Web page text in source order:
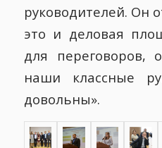
руководителей. Он
это и деловая
для переговоров,
наши классные
довольны».